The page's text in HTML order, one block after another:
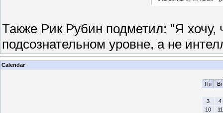
Также Рик Рубин подметил: "Я хочу,
подсознательном уровне, а не
Calendar
Пн
Вт
3
4
10
11